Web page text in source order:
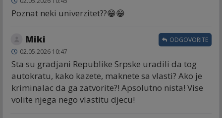
Poznat neki univerzitet??😁😁
Miki
02.05.2026 10:47
Sta su gradjani Republike Srpske uradili da tog
autokratu, kako kazete, maknete sa vlasti? Ako je
kriminalac da ga zatvorite?! Apsolutno nista! Vise
volite njega nego vlastitu djecu!
ODGOVORITE